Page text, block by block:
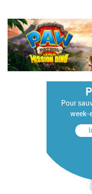
Pour
week-